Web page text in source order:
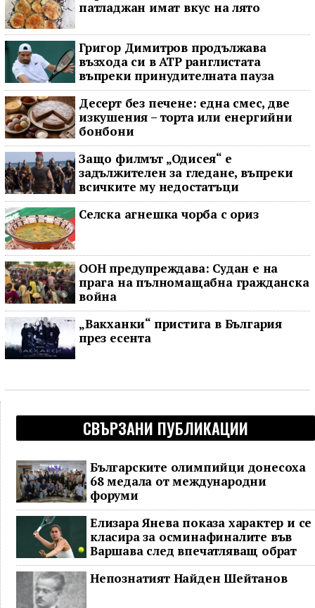
патладжан имат вкус на лято
Григор Димитров продължава
възхода си в ATP ранглистата
въпреки принудителната пауза
Десерт без печене: една смес, две
изкушения – торта или енергийни
бонбони
Защо филмът „Одисея“ е
задължителен за гледане, въпреки
всичките му недостатъци
Селска агнешка чорба с ориз
ООН предупреждава: Судан е на
прага на пълномащабна гражданска
война
„Вакханки“ пристига в България
през есента
СВЪРЗАНИ ПУБЛИКАЦИИ
Българските олимпийци донесоха
68 медала от международни
форуми
Елизара Янева показа характер и се
класира за осминафиналите във
Варшава след впечатляващ обрат
Непознатият Найден Шейтанов